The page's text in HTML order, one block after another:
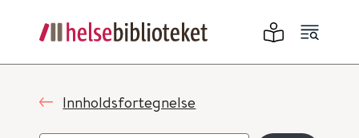
Innholdsfortegnelse